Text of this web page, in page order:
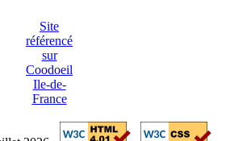
Site
référencé
sur
Coodoeil
Ile-de-
France